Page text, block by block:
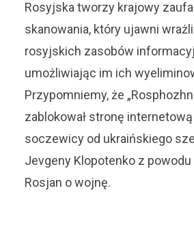
Rosyjska tworzy krajowy
skanowania, który ujawni
rosyjskich zasobów
umożliwiając im ich
Przypomniemy, że
zablokował stronę
soczewicy od ukraińskiego
Jevgeny Klopotenko z
Rosjan o wojnę.